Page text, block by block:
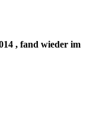
, fand wieder im